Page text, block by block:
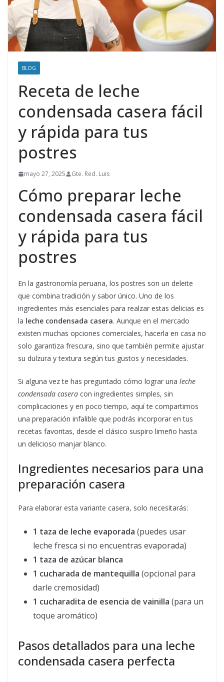
BLOG
Receta de leche
condensada casera fácil
y rápida para tus
postres
mayo 27, 2025 Gte. Red. Luis
Cómo preparar leche
condensada casera fácil
y rápida para tus
postres
En la gastronomía peruana, los postres son un deleite
que combina tradición y sabor único. Uno de los
ingredientes más esenciales para realzar estas delicias es
la leche condensada casera. Aunque en el mercado
existen muchas opciones comerciales, hacerla en casa no
solo garantiza frescura, sino que también permite ajustar
su dulzura y textura según tus gustos y necesidades.
Si alguna vez te has preguntado cómo lograr una leche
condensada casera con ingredientes simples, sin
complicaciones y en poco tiempo, aquí te compartimos
una preparación infalible que podrás incorporar en tus
recetas favoritas, desde el clásico suspiro limeño hasta
un delicioso manjar blanco.
Ingredientes necesarios para una
preparación casera
Para elaborar esta variante casera, solo necesitarás:
1 taza de leche evaporada (puedes usar
leche fresca si no encuentras evaporada)
1 taza de azúcar blanca
1 cucharada de mantequilla (opcional para
darle cremosidad)
1 cucharadita de esencia de vainilla (para un
toque aromático)
Pasos detallados para una leche
condensada casera perfecta